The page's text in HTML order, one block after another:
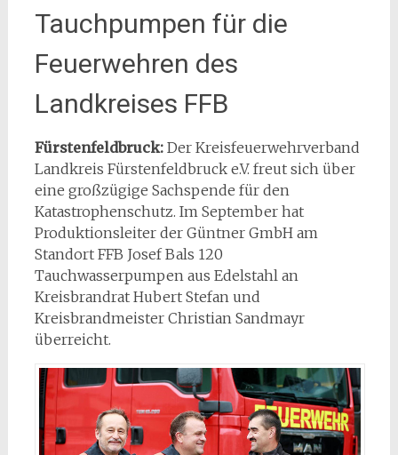
Tauchpumpen für die
Feuerwehren des
Landkreises FFB
Fürstenfeldbruck:Der Kreisfeuerwehrverband
Landkreis Fürstenfeldbruck e.V. freut sich über
eine großzügige Sachspende für den
Katastrophenschutz. Im September hat
Produktionsleiter der Güntner GmbH am
Standort FFB Josef Bals 120
Tauchwasserpumpen aus Edelstahl an
Kreisbrandrat Hubert Stefan und
Kreisbrandmeister Christian Sandmayr
überreicht.